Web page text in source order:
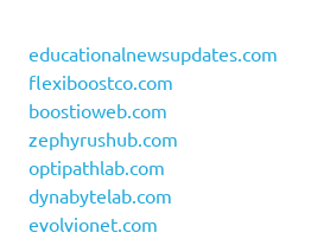
educationalnewsupdates.com
flexiboostco.com
boostioweb.com
zephyrushub.com
optipathlab.com
dynabytelab.com
evolvionet.com